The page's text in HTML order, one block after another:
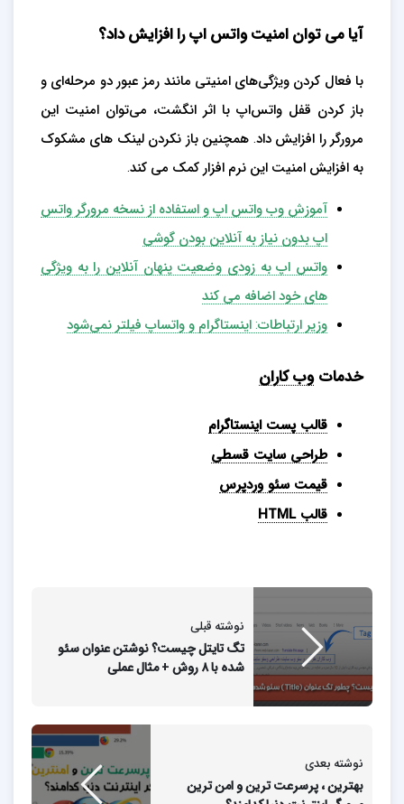
آیا می توان امنیت واتس اپ را افزایش داد؟
با فعال کردن ویژگی‌های امنیتی مانند رمز عبور دو مرحله‌ای و
باز کردن قفل واتس‌اپ با اثر انگشت، می‌توان امنیت این
مرورگر را افزایش داد. همچنین باز نکردن لینک های مشکوک
به افزایش امنیت این نرم افزار کمک می کند.
آموزش وب واتس اپ و استفاده از نسخه مرورگر واتس
اپ بدون نیاز به آنلاین بودن گوشی
واتس اپ به زودی وضعیت پنهان آنلاین را به ویژگی
های خود اضافه می کند
وزیر ارتباطات: اینستاگرام و واتساپ فیلتر نمی‌شود
خدماتوب کاران
قالب پست اینستاگرام
طراحی سایت قسطی
قیمت سئو وردپرس
قالب HTML
نوشته قبلی
تگ تایتل چیست؟ نوشتن عنوان سئو
شده با ۸ روش + مثال عملی
نوشته بعدی
بهترین ، پرسرعت ترین و امن ترین